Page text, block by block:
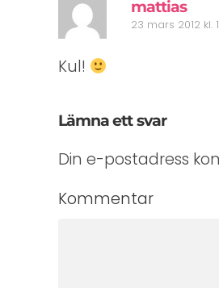
mattias
23 mars 2012 kl.
Kul!
Lämna ett svar
Din e-postadress
Kommentar